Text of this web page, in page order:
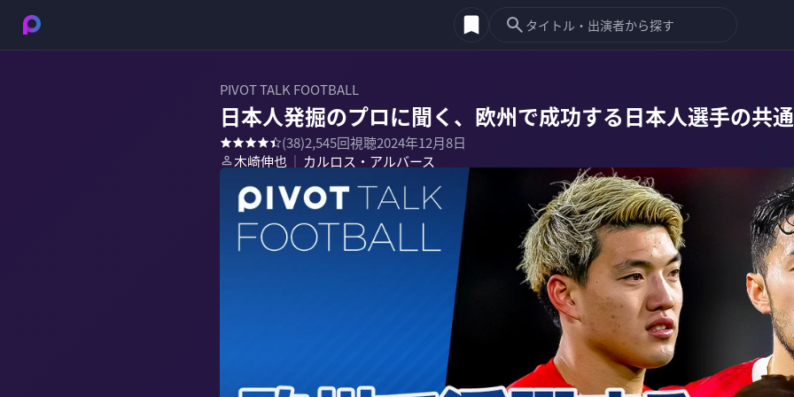
PIVOT TALK FOOTBALL
日本人発掘のプロに聞く、欧州で成功する日本人選手の共
(38)2,545回視聴2024年12月8日
木崎伸也 ｜ カルロス・アルバース